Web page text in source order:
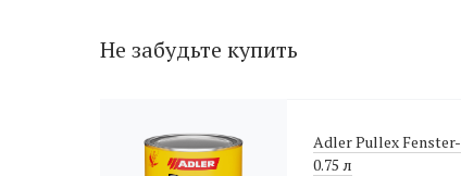
Не забудьте купить
Adler Pullex
0.75 л